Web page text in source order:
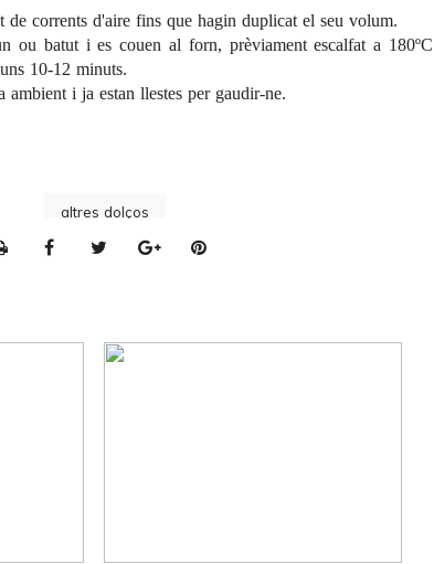
corrents d'aire fins que hagin duplicat el seu volum.
ou batut i es couen al forn, prèviament escalfat a 180ºC
10-12 minuts.
ambient i ja estan llestes per gaudir-ne.
altres dolços
n